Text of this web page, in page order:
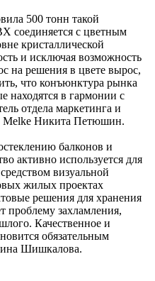
500 тонн такой
соединяется с цветным
кристаллической
и исключая возможность
на решения в цвете вырос,
что конъюнктура рынка
находятся в гармонии с
отдела маркетинга и
Melke Никита Петюшин.
балконов и
активно используется для
визуальной
жилых проектах
решения для хранения
проблему захламления,
Качественное и
обязательным
Шишкалова.